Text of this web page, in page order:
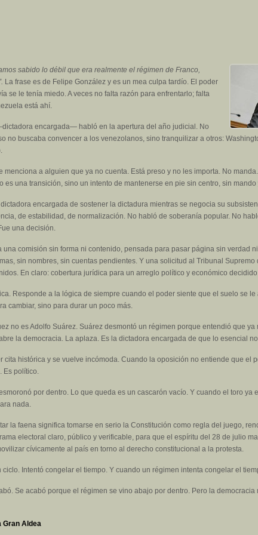
sabido lo débil que era realmente el régimen de Franco,
La frase es de Felipe González y es un mea culpa tardío. El poder
se le tenía miedo. A veces no falta razón para enfrentarlo; falta
está ahí.
encargada— habló en la apertura del año judicial. No
no buscaba convencer a los venezolanos, sino tranquilizar a otros:
menciona a alguien que ya no cuenta. Está preso y no les importa. No
es una transición, sino un intento de mantenerse en pie sin centro, sin mando
encargada de sostener la dictadura mientras se negocia su
de estabilidad, de normalización. No habló de soberanía popular. No
una decisión.
comisión sin forma ni contenido, pensada para pasar página sin verdad
sin nombres, sin cuentas pendientes. Y una solicitud al Tribunal
En claro: cobertura jurídica para un arreglo político y económico
Responde a la lógica de siempre cuando el poder siente que el suelo se
cambiar, sino para durar un poco más.
no es Adolfo Suárez. Suárez desmontó un régimen porque entendió que
la democracia. La aplaza. Es la dictadora encargada de que lo esencial
cita histórica y se vuelve incómoda. Cuando la oposición no entiende que el
Es político.
por dentro. Lo que queda es un cascarón vacío. Y cuando el toro ya
nada.
la faena significa tomarse en serio la Constitución como regla del juego,
electoral claro, público y verificable, para que el espíritu del 28 de julio
cívicamente al país en torno al derecho constitucional a la protesta.
Intentó congelar el tiempo. Y cuando un régimen intenta congelar el
Se acabó porque el régimen se vino abajo por dentro. Pero la
Gran Aldea